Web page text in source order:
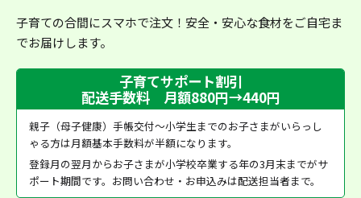
子育ての合間にスマホで注文！安全・安心な食材をご自宅ま
でお届けします。
子育てサポート割引
配送手数料 月額880円→440円
親子（母子健康）手帳交付～小学生までのお子さまがいらっし
ゃる方は月額基本手数料が半額になります。
登録月の翌月からお子さまが小学校卒業する年の3月末までがサ
ポート期間です。お問い合わせ・お申込みは配送担当者まで。